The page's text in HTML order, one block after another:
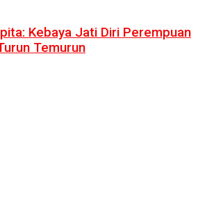
Kebaya Jati Diri Perempuan
Temurun